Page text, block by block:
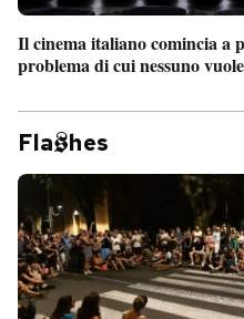
Il cinema italiano comincia a
problema di cui nessuno
Fla hes